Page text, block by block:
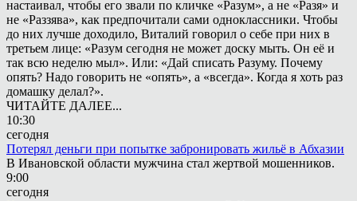
настаивал, чтобы его звали по кличке «Разум», а не «Разя» и
не «Раззява», как предпочитали сами одноклассники. Чтобы
до них лучше доходило, Виталий говорил о себе при них в
третьем лице: «Разум сегодня не может доску мыть. Он её и
так всю неделю мыл». Или: «Дай списать Разуму. Почему
опять? Надо говорить не «опять», а «всегда». Когда я хоть раз
домашку делал?».
ЧИТАЙТЕ ДАЛЕЕ...
10:30
сегодня
Потерял деньги при попытке забронировать жильё в Абхазии
В Ивановской области мужчина стал жертвой мошенников.
9:00
сегодня